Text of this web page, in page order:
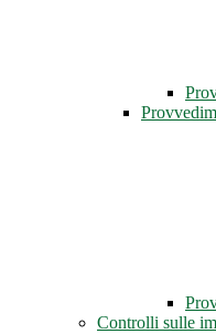
Controlli sulle